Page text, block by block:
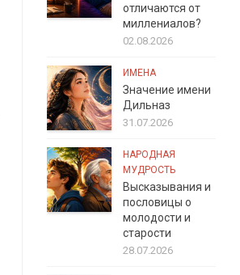
отличаются от
миллениалов?
02.08.2026
ИМЕНА
Значение имени
Дильназ
31.07.2026
НАРОДНАЯ
МУДРОСТЬ
Высказывания и
пословицы о
молодости и
старости
28.07.2026